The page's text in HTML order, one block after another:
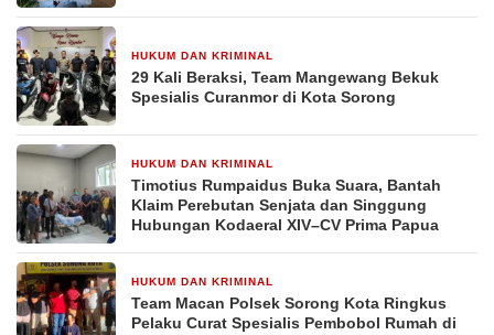
HUKUM DAN KRIMINAL
29 Kali Beraksi, Team Mangewang Bekuk
Spesialis Curanmor di Kota Sorong
HUKUM DAN KRIMINAL
Timotius Rumpaidus Buka Suara, Bantah
Klaim Perebutan Senjata dan Singgung
Hubungan Kodaeral XIV–CV Prima Papua
HUKUM DAN KRIMINAL
Team Macan Polsek Sorong Kota Ringkus
Pelaku Curat Spesialis Pembobol Rumah di